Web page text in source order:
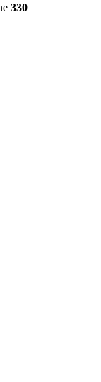
330